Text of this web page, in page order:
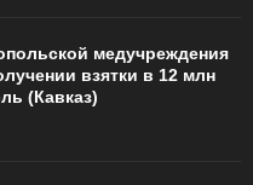
медучреждения
взятки в 12 млн
(Кавказ)